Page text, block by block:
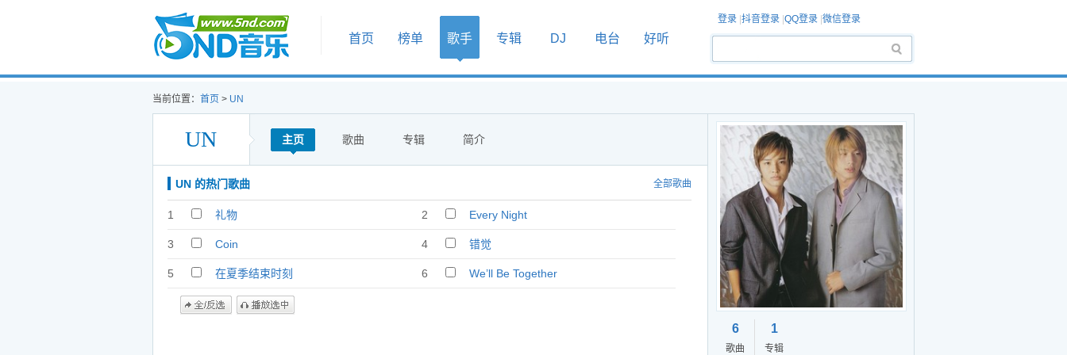
首页
首页 榜单 歌手 专辑 DJ 电台 好听
登录 抖音登录 QQ登录 微信登录
当前位置： 首页 > UN
UN 主页 歌曲 专辑 简介
UN 的热门歌曲 全部歌曲
1 礼物 2 Every Night
3 Coin 4 错觉
5 在夏季结束时刻 6 We’ll Be Together
6
歌曲
1
专辑